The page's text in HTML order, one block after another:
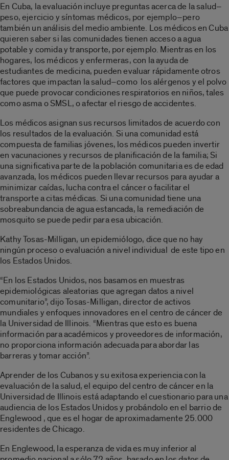
En Cuba, la evaluación incluye preguntas acerca de la salud–
peso, ejercicio y síntomas médicos, por ejemplo–pero
también un análisis del medio ambiente. Los médicos en Cuba
quieren saber si las comunidades tienen acceso a agua
potable y comida y transporte, por ejemplo. Mientras en los
hogares, los médicos y enfermeras, con la ayuda de
estudiantes de medicina, pueden evaluar rápidamente otros
factores que impactan la salud–como los alérgenos y el polvo
que puede provocar condiciones respiratorios en niños, tales
como asma o SMSL, o afectar el riesgo de accidentes.
Los médicos asignan sus recursos limitados de acuerdo con
los resultados de la evaluación. Si una comunidad está
compuesta de familias jóvenes, los médicos pueden invertir
en vacunaciones y recursos de planificación de la familia; Si
una significativa parte de la población comunitaria es de edad
avanzada, los médicos pueden llevar recursos para ayudar a
minimizar caídas, lucha contra el cáncer o facilitar el
transporte a citas médicas. Si una comunidad tiene una
sobreabundancia de agua estancada, la remediación de
mosquito se puede pedir para esa ubicación.
Kathy Tosas-Milligan, un epidemiólogo, dice que no hay
ningún proceso o evaluación a nivel individual de este tipo en
los Estados Unidos.
“En los Estados Unidos, nos basamos en muestras
epidemiológicas aleatorias que agregan datos a nivel
comunitario”, dijo Tosas-Milligan, director de activos
mundiales y enfoques innovadores en el centro de cáncer de
la Universidad de Illinois. “Mientras que esto es buena
información para académicos y proveedores de información,
no proporciona información adecuada para abordar las
barreras y tomar acción”.
Aprender de los Cubanos y su exitosa experiencia con la
evaluación de la salud, el equipo del centro de cáncer en la
Universidad de Illinois está adaptando el cuestionario para una
audiencia de los Estados Unidos y probándolo en el barrio de
Englewood , que es el hogar de aproximadamente 25.000
residentes de Chicago.
En Englewood, la esperanza de vida es muy inferior al